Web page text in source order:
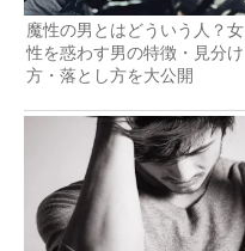
魔性の男とはどういう人？女
性を惑わす男の特徴・見分け
方・落とし方を大公開